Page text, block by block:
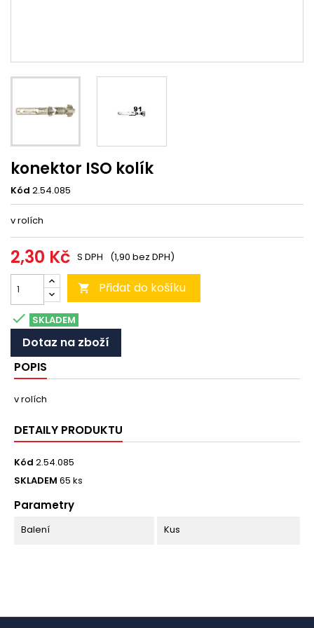
konektor ISO kolík
Kód 2.54.085
v rolích
2,30 Kč S DPH (1,90 bez DPH)
 Přidat do košíku
 SKLADEM
Dotaz na zboží
POPIS
v rolích
DETAILY PRODUKTU
Kód 2.54.085
SKLADEM 65 ks
Parametry
Balení Kus